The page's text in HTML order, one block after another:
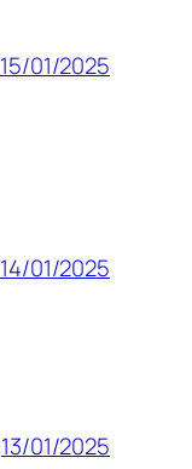
15/01/2025
14/01/2025
13/01/2025